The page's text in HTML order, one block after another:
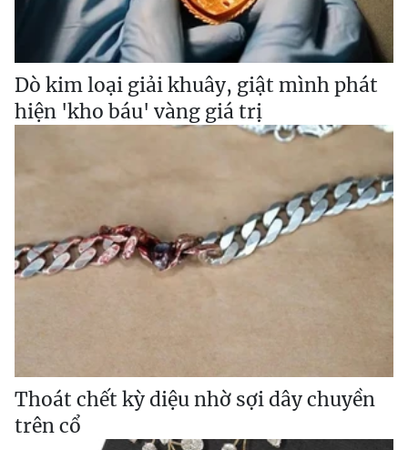
Dò kim loại giải khuây, giật mình phát
hiện 'kho báu' vàng giá trị
Thoát chết kỳ diệu nhờ sợi dây chuyền
trên cổ